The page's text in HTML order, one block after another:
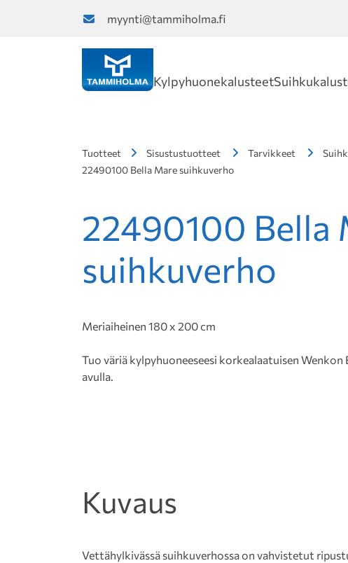
myynti@tammiholma.fi
Kylpyhuonekalusteet
Tuotteet Sisustustuotteet Tarvikkeet
22490100 Bella Mare suihkuverho
22490100 Bella
suihkuverho
Meriaiheinen 180 x 200 cm
Tuo väriä kylpyhuoneeseesi korkealaatuisen
avulla.
Kuvaus
Vettähylkivässä suihkuverhossa on vahvistetut